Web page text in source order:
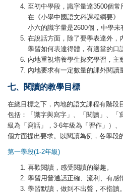
至初中學段，識字量達3500個常
在《小學中國語文科課程綱要》
小六的識字量是2600個，中學未
在說話方面，除了要學表達外，
學習如何表達得體，有適當的口
內地重視培養學生探究學習，主
內地要求有一定數量的課外閱讀
七、閱讀的教學目標
在總目標之下，內地的語文課程有階段
包括：「識字與寫字」、「閱讀」、「
級為「寫話」，3-6年級為「習作」）
個方面提出要求。以閱讀為例，各學段
第一學段(1-2年級)
喜歡閱讀，感受閱讀的樂趣。
學習用普通話正確、流利、有感
學習默讀，做到不出聲，不指讀。